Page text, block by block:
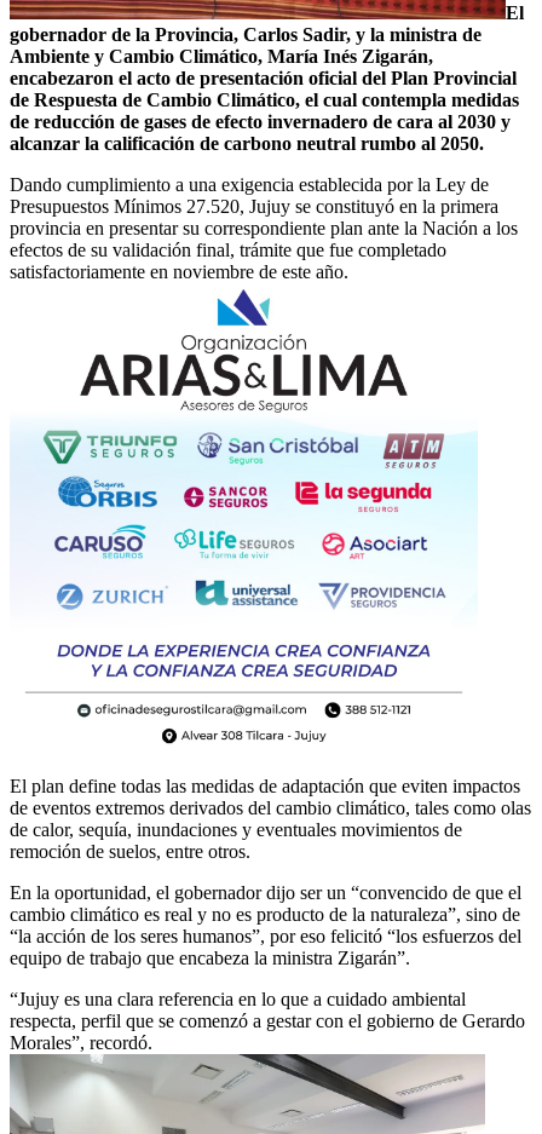
El
gobernador de la Provincia, Carlos Sadir, y la ministra de
Ambiente y Cambio Climático, María Inés Zigarán,
encabezaron el acto de presentación oficial del Plan Provincial
de Respuesta de Cambio Climático, el cual contempla medidas
de reducción de gases de efecto invernadero de cara al 2030 y
alcanzar la calificación de carbono neutral rumbo al 2050.
Dando cumplimiento a una exigencia establecida por la Ley de
Presupuestos Mínimos 27.520, Jujuy se constituyó en la primera
provincia en presentar su correspondiente plan ante la Nación a los
efectos de su validación final, trámite que fue completado
satisfactoriamente en noviembre de este año.
El plan define todas las medidas de adaptación que eviten impactos
de eventos extremos derivados del cambio climático, tales como olas
de calor, sequía, inundaciones y eventuales movimientos de
remoción de suelos, entre otros.
En la oportunidad, el gobernador dijo ser un “convencido de que el
cambio climático es real y no es producto de la naturaleza”, sino de
“la acción de los seres humanos”, por eso felicitó “los esfuerzos del
equipo de trabajo que encabeza la ministra Zigarán”.
“Jujuy es una clara referencia en lo que a cuidado ambiental
respecta, perfil que se comenzó a gestar con el gobierno de Gerardo
Morales”, recordó.